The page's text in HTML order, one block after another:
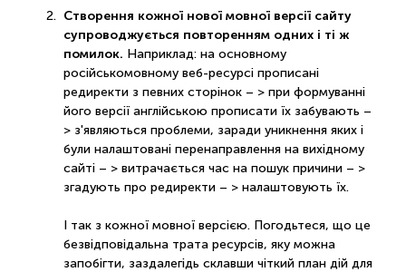
Створення кожної нової мовної версії сайту
супроводжується повторенням одних і ті ж
помилок. Наприклад: на основному
російськомовному веб-ресурсі прописані
редиректи з певних сторінок – > при формуванні
його версії англійською прописати їх забувають –
> з'являються проблеми, заради уникнення яких і
були налаштовані перенаправлення на вихідному
сайті – > витрачається час на пошук причини – >
згадують про редиректи – > налаштовують їх.
І так з кожної мовної версією. Погодьтеся, що це
безвідповідальна трата ресурсів, яку можна
запобігти, заздалегідь склавши чіткий план дій для